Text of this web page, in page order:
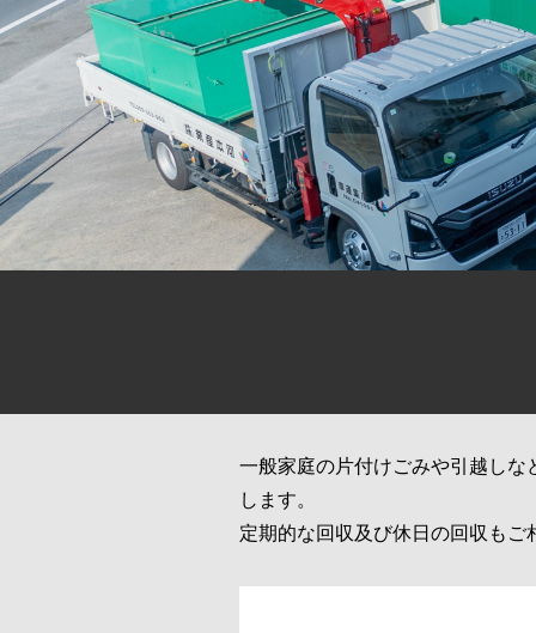
一般家庭の片付けごみや引越し
します。
定期的な回収及び休日の回収もご